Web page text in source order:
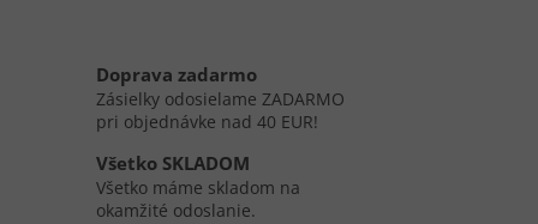
Doprava zadarmo
Zásielky odosielame ZADARMO
pri objednávke nad 40 EUR!
Všetko SKLADOM
Všetko máme skladom na
okamžité odoslanie.